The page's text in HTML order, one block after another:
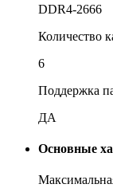
DDR4-2666
Количество
6
Поддержка
ДА
Основные